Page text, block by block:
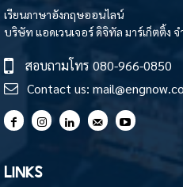
เรียนภาษาอังกฤษออนไลน์
บริษัท แอดเวนเจอร์ ดิจิทัล มาร์เก็ตติ้ง จ
สอบถามโทร 080-966-0850
Contact us: mail@engnow.co
LINKS